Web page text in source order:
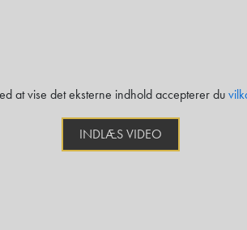
at vise det eksterne indhold accepterer du
INDLÆS VIDEO